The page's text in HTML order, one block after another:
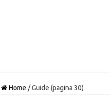
Home /Guide (pagina 30)